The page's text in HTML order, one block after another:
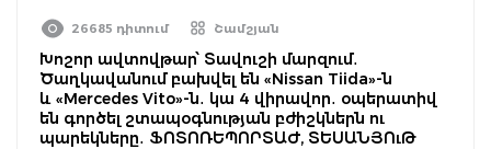
26685 դիտում Շամշյան
Խոշոր ավտովթար՝ Տավուշի մարզում․
Ծաղկավանում բախվել են «Nissan Tiida»-ն
և «Mercedes Vito»-ն․ կա 4 վիրավոր․ օպերատիվ
են գործել շտապօգնության բժիշկներն ու
պարեկները․ ՖՈՏՈՌԵՊՈՐՏԱԺ, ՏԵՍԱՆՅՈւԹ